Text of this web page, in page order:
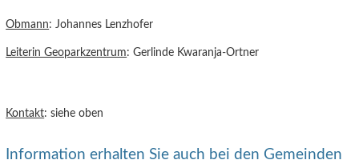
Obmann: Johannes Lenzhofer
Leiterin Geoparkzentrum: Gerlinde Kwaranja-Ortner
Kontakt: siehe oben
Information erhalten Sie auch bei den Gemeinden